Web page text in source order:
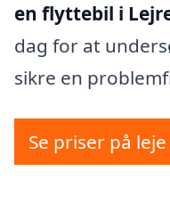
en flyttebil i
dag for at
sikre en
Se priser på